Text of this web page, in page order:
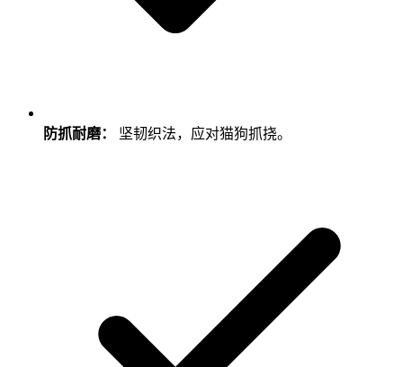
防抓耐磨： 坚韧织法，应对猫狗抓挠。